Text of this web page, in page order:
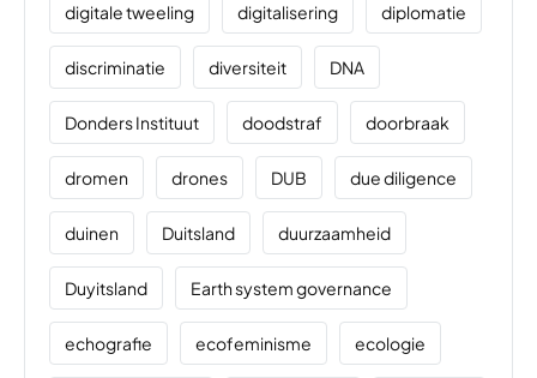
digitale tweeling digitalisering diplomatie
discriminatie diversiteit DNA
Donders Instituut doodstraf doorbraak
dromen drones DUB due diligence
duinen Duitsland duurzaamheid
Duyitsland Earth system governance
echografie ecofeminisme ecologie